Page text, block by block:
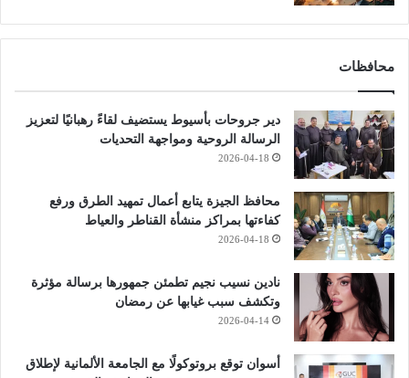
محافظات
دير جروحات بأسيوط يستضيف لقاءً رهبانيًا لتعزيز
الرسالة الروحية ومواجهة التحديات
2026-04-18
محافظ الجيزة يتابع أعمال تمهيد الطرق ورفع
كفاءتها بمراكز منشأة القناطر والعياط
2026-04-18
نادين نسيب نجيم تطمئن جمهورها برسالة مؤثرة
وتكشف سبب غيابها عن رمضان
2026-04-14
أسوان توقع بروتوكولًا مع الجامعة الألمانية لإطلاق